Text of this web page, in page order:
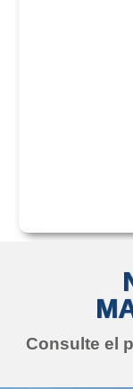
Consulte el